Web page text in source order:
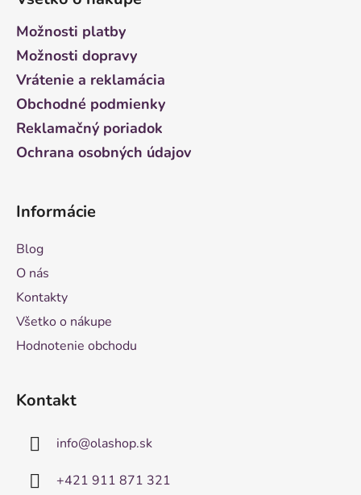
Možnosti platby
Možnosti dopravy
Vrátenie a reklamácia
Obchodné podmienky
Reklamačný poriadok
Ochrana osobných údajov
Informácie
Blog
O nás
Kontakty
Všetko o nákupe
Hodnotenie obchodu
Kontakt
info@olashop.sk
+421 911 871 321